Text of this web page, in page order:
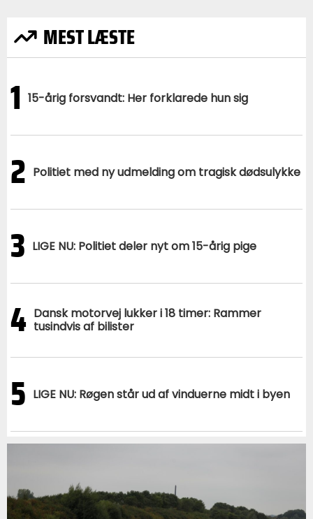
MEST LÆSTE
1 15-årig forsvandt: Her forklarede hun sig
2 Politiet med ny udmelding om tragisk dødsulykke
3 LIGE NU: Politiet deler nyt om 15-årig pige
4 Dansk motorvej lukker i 18 timer: Rammer
tusindvis af bilister
5 LIGE NU: Røgen står ud af vinduerne midt i byen